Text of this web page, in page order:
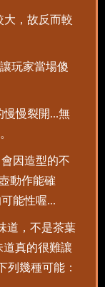
大，故反而較
玩家當場傻
慢慢裂開...無
因造型的不
動作能確
能性喔...
道，不是茶葉
真的很難讓
列幾種可能：